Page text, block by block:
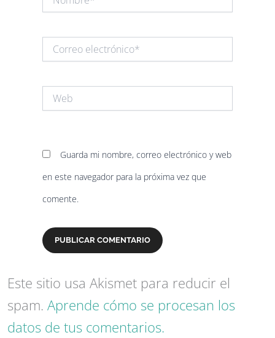
electrónico*
Guarda mi nombre, correo electrónico y web
en este navegador para la próxima vez que
comente.
Este sitio usa Akismet para reducir el
spam.Aprende cómo se procesan los
datos de tus comentarios.